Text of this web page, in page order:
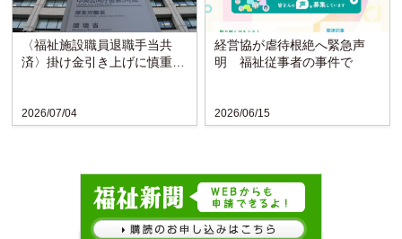
2026/07/04
〈福祉施設職員退職手当共
済〉掛け金引き上げに慎重な
2026/06/15
経営協が虐待根絶へ緊急声
明 福祉従事者の事件で